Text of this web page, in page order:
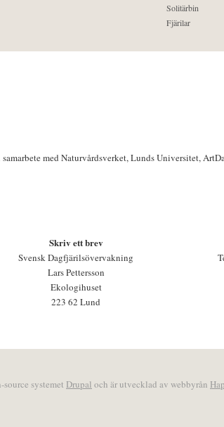
Solitärbin
Fjärilar
med Naturvårdsverket, Lunds Universitet,
Skriv ett brev
Svensk Dagfjärilsövervakning
Lars Pettersson
Ekologihuset
223 62 Lund
systemet Drupal och är utvecklad av webbyrån